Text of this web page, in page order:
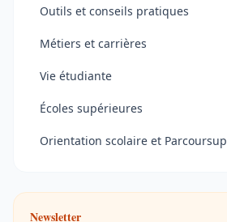
Outils et conseils pratiques
Métiers et carrières
Vie étudiante
Écoles supérieures
Orientation scolaire et Parcoursup
Newsletter